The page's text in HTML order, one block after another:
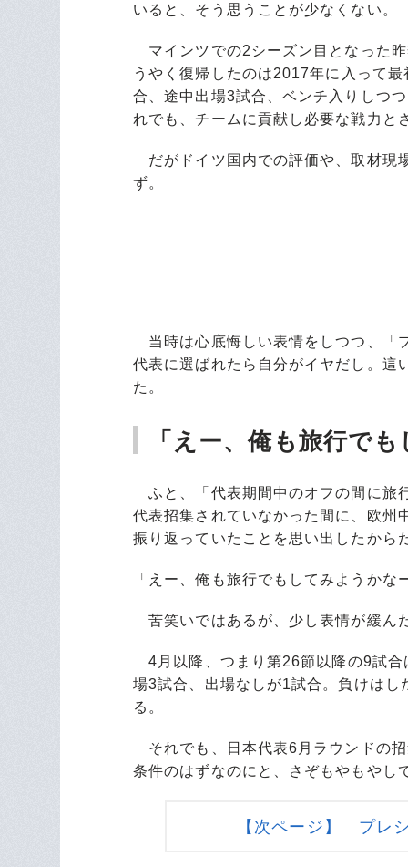
いると、そう思うことが少なくない。
マインツでの2シーズン目となった
うやく復帰したのは2017年に入って
合、途中出場3試合、ベンチ入りしつ
れでも、チームに貢献し必要な戦力と
だがドイツ国内での評価や、取材現
ず。
当時は心底悔しい表情をしつつ、「
代表に選ばれたら自分がイヤだし。這
た。
「えー、俺も旅行で
ふと、「代表期間中のオフの間に旅
代表招集されていなかった間に、欧州
振り返っていたことを思い出したから
「えー、俺も旅行でもしてみようかな
苦笑いではあるが、少し表情が緩ん
4月以降、つまり第26節以降の9試合
場3試合、出場なしが1試合。負けは
る。
それでも、日本代表6月ラウンドの
条件のはずなのにと、さぞもやもやし
【次ページ】 プレ